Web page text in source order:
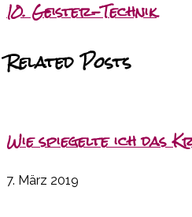
10. Geister-Technik
Related Posts
Wie spiegelte ich das
7. März 2019